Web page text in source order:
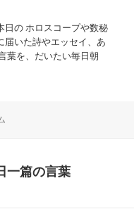
日の ホロスコープや数秘
届いた詩やエッセイ、あ
葉を、だいたい毎日朝
一篇の言葉